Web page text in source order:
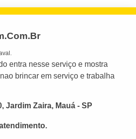
entra nesse serviço e mostra
brincar em serviço e trabalha
Jardim Zaira, Mauá - SP